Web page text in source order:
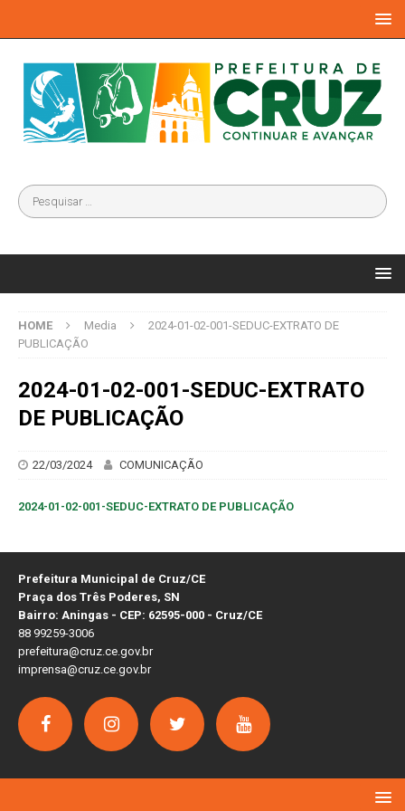
HOME Media
2024-01-02-001-SEDUC-EXTRATO DE
PUBLICAÇÃO
2024-01-02-001-SEDUC-EXTRATO
DE PUBLICAÇÃO
22/03/2024 COMUNICAÇÃO
2024-01-02-001-SEDUC-EXTRATO DE PUBLICAÇÃO
Prefeitura Municipal de Cruz/CE
Praça dos Três Poderes, SN
Bairro: Aningas - CEP: 62595-000 - Cruz/CE
88 99259-3006
prefeitura@cruz.ce.gov.br
imprensa@cruz.ce.gov.br